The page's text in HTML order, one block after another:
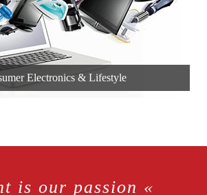
Electronics & Lifestyle
is our passion «